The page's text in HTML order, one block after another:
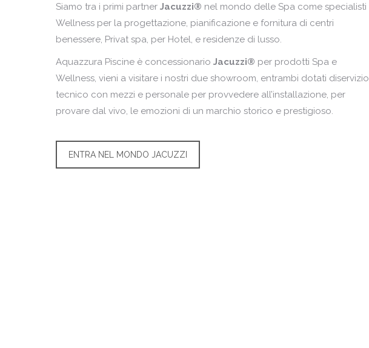
Siamo tra i primi partner Jacuzzi® nel mondo delle Spa come specialisti
Wellness per la progettazione, pianificazione e fornitura di centri
benessere, Privat spa, per Hotel, e residenze di lusso.
Aquazzura Piscine è concessionario Jacuzzi® per prodotti Spa e
Wellness, vieni a visitare i nostri due showroom, entrambi dotati diservizio
tecnico con mezzi e personale per provvedere all’installazione, per
provare dal vivo, le emozioni di un marchio storico e prestigioso.
ENTRA NEL MONDO JACUZZI